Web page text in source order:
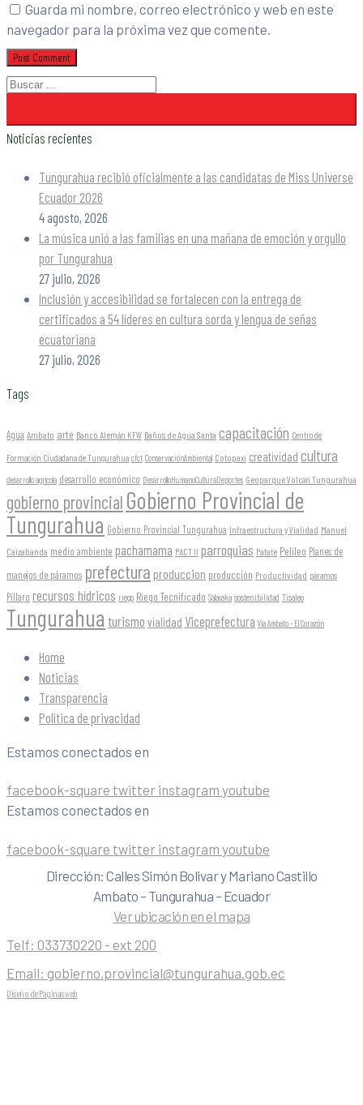
Guarda mi nombre, correo electrónico y web en este
navegador para la próxima vez que comente.
Noticias recientes
Tungurahua recibió oficialmente a las candidatas de Miss Universe
Ecuador 2026
4 agosto, 2026
La música unió a las familias en una mañana de emoción y orgullo
por Tungurahua
27 julio, 2026
Inclusión y accesibilidad se fortalecen con la entrega de
certificados a 54 líderes en cultura sorda y lengua de señas
ecuatoriana
27 julio, 2026
Tags
Agua Ambato arte Banco Alemán KFW Baños de Agua Santa capacitación Centro de
Formación Ciudadana de Tungurahua cfct ConservaciónAmbiental Cotopaxi creatividad cultura
desarrollo agrícola desarrollo económico DesarrolloHumanoCulturaDeportes Geoparque Volcán Tungurahua
gobierno provincial Gobierno Provincial de
Tungurahua Gobierno Provincial Tungurahua Infraestructura y Vialidad Manuel
Caizabanda medio ambiente pachamama PACT II parroquias Patate Pelileo Planes de
manejos de páramos prefectura produccion producción Productividad páramos
Píllaro recursos hídricos riego Riego Tecnificado Salasaka sostenibilidad Tisaleo
Tungurahua turismo vialidad Viceprefectura Vía Ambato - El Corazón
Home
Noticias
Transparencia
Política de privacidad
Estamos conectados en
facebook-square twitter instagram youtube
Estamos conectados en
facebook-square twitter instagram youtube
Dirección: Calles Simón Bolivar y Mariano Castillo
Ambato – Tungurahua – Ecuador
Ver ubicación en el mapa
Telf: 033730220 - ext 200
Email: gobierno.provincial@tungurahua.gob.ec
Diseño de Páginas web